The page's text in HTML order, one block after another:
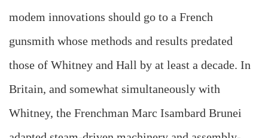
modem innovations should go to a French
gunsmith whose methods and results predated
those of Whitney and Hall by at least a decade. In
Britain, and somewhat simultaneously with
Whitney, the Frenchman Marc Isambard Brunei